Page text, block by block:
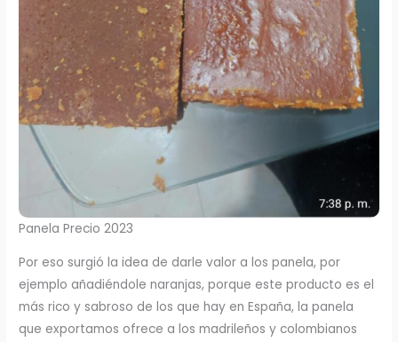
Panela Precio 2023
Por eso surgió la idea de darle valor a los panela, por
ejemplo añadiéndole naranjas, porque este producto es el
más rico y sabroso de los que hay en España, la panela
que exportamos ofrece a los madrileños y colombianos